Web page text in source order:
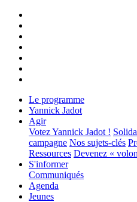
Le programme
Yannick Jadot
Agir
Votez Yannick Jadot !
campagne Nos sujets-clés
Ressources Devenez «
S'informer
Communiqués
Agenda
Jeunes